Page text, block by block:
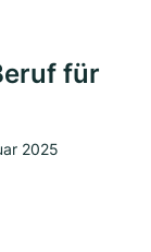
für
2025